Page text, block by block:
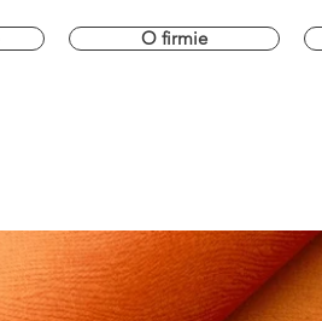
O firmie